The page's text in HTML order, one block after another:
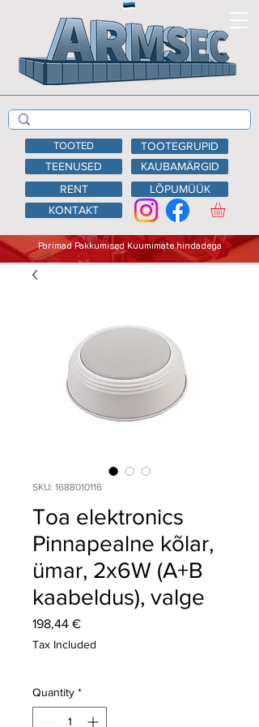
TEENUSED
KAUBAMÄRGID
RENT
LÕPUMÜÜK
KONTAKT
Parimad Pakkumised Kuumimate hindadega
TOOTED TOOTEGRUPID
SKU: 1688010116
Toa elektronics
Pinnapealne kõlar,
ümar, 2x6W (A+B
kaabeldus), valge
198,44 €Price
Tax Included
Quantity *